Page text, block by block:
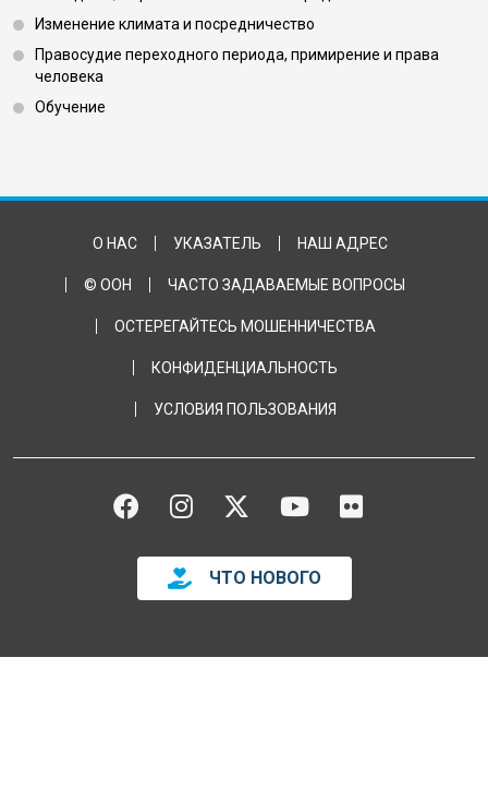
Изменение климата и посредничество
Правосудие переходного периода, примирение и права
человека
Обучение
Footer Bottom
О НАС УКАЗАТЕЛЬ НАШ АДРЕС
© ООН ЧАСТО ЗАДАВАЕМЫЕ ВОПРОСЫ
ОСТЕРЕГАЙТЕСЬ МОШЕННИЧЕСТВА
КОНФИДЕНЦИАЛЬНОСТЬ
УСЛОВИЯ ПОЛЬЗОВАНИЯ
FACEBOOK
INSTAGRAM
TWITTERYOUTUBE
FLICKR
ЧТО НОВОГО